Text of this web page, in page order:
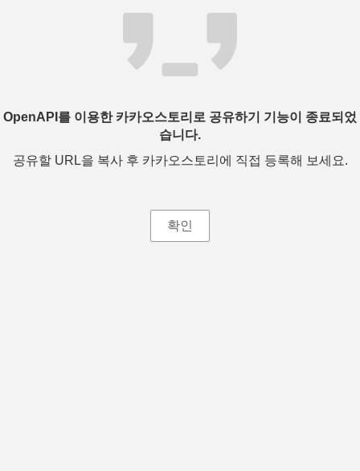
OpenAPI를 이용한 카카오스토리로 공유하기 기능이 종료되었
습니다.
공유할 URL을 복사 후 카카오스토리에 직접 등록해 보세요.
확인